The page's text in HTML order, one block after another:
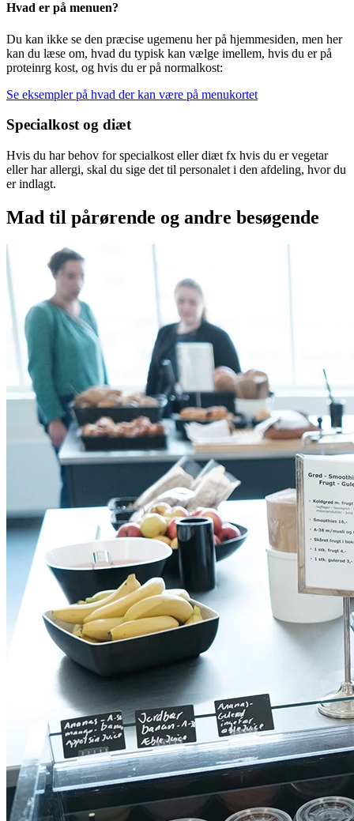
Hvad er på menuen?
Du kan ikke se den præcise ugemenu her på hjemmesiden, men her
kan du læse om, hvad du typisk kan vælge imellem, hvis du er på
proteinrg kost, og hvis du er på normalkost:
Se eksempler på hvad der kan være på menukortet
Specialkost og diæt
Hvis du har behov for specialkost eller diæt fx hvis du er vegetar
eller har allergi, skal du sige det til personalet i den afdeling, hvor du
er indlagt.
Mad til pårørende og andre besøgende